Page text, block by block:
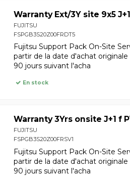
Warranty Ext/3Y site 9x5
FUJITSU
FSPGB3S20Z00FRDT5
Fujitsu Support Pack On-Site
partir de la date d'achat
90 jours suivant l'acha
En stock
Warranty 3Yrs onsite J+1 f
FUJITSU
FSPGB3S20Z00FRSV1
Fujitsu Support Pack On-Site
partir de la date d'achat
90 jours suivant l'acha